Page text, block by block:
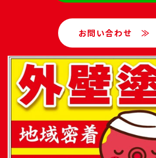
お問い合わせ ≫